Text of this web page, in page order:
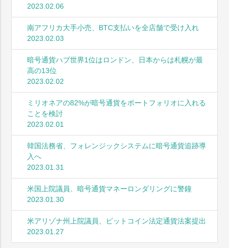
2023.02.06
南アフリカ大手小売、BTC支払いを全店舗で受け入れ
2023.02.03
暗号通貨ハブ世界1位はロンドン、日本からは札幌が最
高の13位
2023.02.02
ミリオネアの82%が暗号通貨をポートフォリオに入れる
ことを検討
2023.02.01
韓国法務省、フォレンジックシステムに暗号通貨追跡導
入へ
2023.01.31
米国上院議員、暗号通貨マネーロンダリングに警鐘
2023.01.30
米アリゾナ州上院議員、ビットコイン法定通貨法案提出
2023.01.27